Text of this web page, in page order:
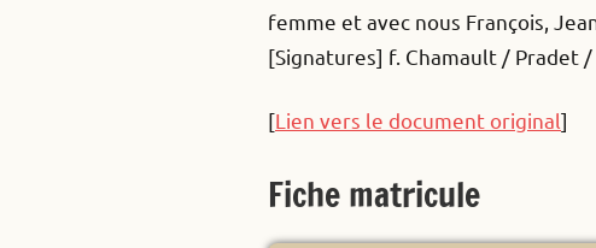
femme et avec nous François,
[Signatures] f. Chamault / Pradet /
[Lien vers le document original]
Fiche matricule